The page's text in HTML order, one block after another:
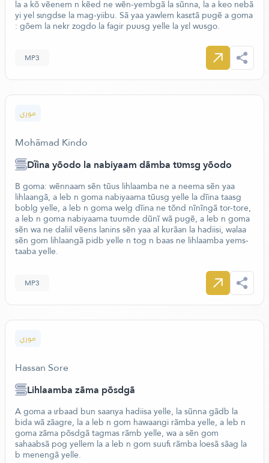
la a kõ vẽenem n kẽed ne wẽn-yembgã la sũnna, la a keo nebã
yi yel sɩngdse la mag-yiibu. Sã yaa yawlem kasεtã pυgẽ a goma
: gõem la nekr zogdo la fagir pυυsg yelle la yεl wυsgo.
MP3
موري
Mohãmad Kindo
Dĩina yõodo la nabiyaam dãmba tʋmsg yõodo
B goma: wẽnnaam sẽn tũus lihlaamba ne a neema sẽn yaa
lihlaangã, a leb n goma nabiyaama tũusg yelle la dĩina taasg
boblg yelle, a leb n goma welg dĩina ne tõnd nĩnĩngã tor-tore,
a leb n goma nabiyaama tʋʋmde dũnĩ wã pʋgẽ, a leb n goma
sẽn wa ne daliil vẽens lanins sẽn yaa al kʋrãan la hadiisi, walaa
sẽn gom lihlaangã pidb yelle n tog n baas ne lihlaamba yems-
taaba yelle.
MP3
موري
Hassan Sore
Lihlaamba zãma põsdgã
A goma a ɩrbaad bun saarɩya hadiisa yelle, la sũnna gãdb la
bida wã zãagre, la a leb n gom hawaarɩgi rãmba yelle, a leb n
goma zãma põsdgã tagmas rãmb yelle, wa a sẽn gom
sahaabsã pog yellem la a leb n gom suufɩ rãmba loesã sãag la
b menengã yelle.